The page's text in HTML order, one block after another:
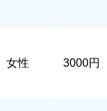
女性 3000円